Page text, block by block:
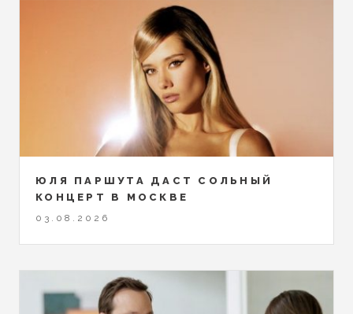
ЮЛЯ ПАРШУТА ДАСТ СОЛЬНЫЙ
КОНЦЕРТ В МОСКВЕ
03.08.2026